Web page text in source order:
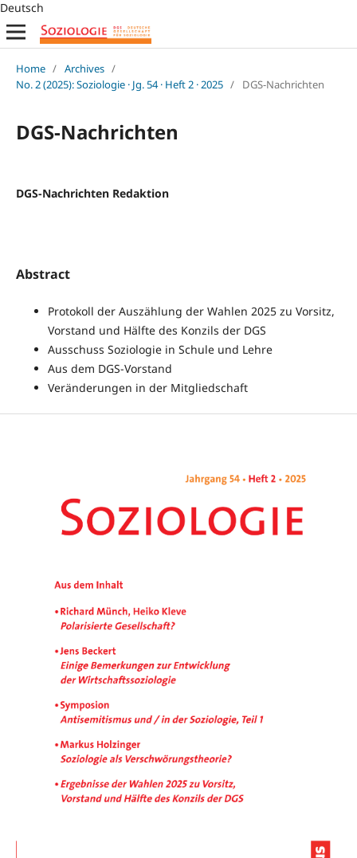
Deutsch
Home / Archives /
No. 2 (2025): Soziologie · Jg. 54 · Heft 2 · 2025 / DGS-Nachrichten
DGS-Nachrichten
DGS-Nachrichten Redaktion
Abstract
Protokoll der Auszählung der Wahlen 2025 zu Vorsitz,
Vorstand und Hälfte des Konzils der DGS
Ausschuss Soziologie in Schule und Lehre
Aus dem DGS-Vorstand
Veränderungen in der Mitgliedschaft